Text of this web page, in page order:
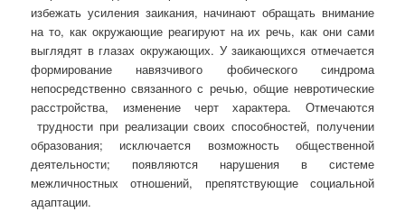
избежать усиления заикания, начинают обращать внимание
на то, как окружающие реагируют на их речь, как они сами
выглядят в глазах окружающих. У заикающихся отмечается
формирование навязчивого фобического синдрома
непосредственно связанного с речью, общие невротические
расстройства, изменение черт характера. Отмечаются
трудности при реализации своих способностей, получении
образования; исключается возможность общественной
деятельности; появляются нарушения в системе
межличностных отношений, препятствующие социальной
адаптации.